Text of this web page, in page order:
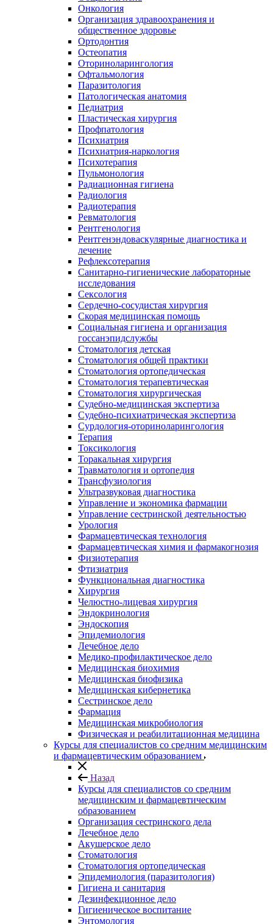
Онкология
Организация здравоохранения и
общественное здоровье
Ортодонтия
Остеопатия
Оториноларингология
Офтальмология
Паразитология
Патологическая анатомия
Педиатрия
Пластическая хирургия
Профпатология
Психиатрия
Психиатрия-наркология
Психотерапия
Пульмонология
Радиационная гигиена
Радиология
Радиотерапия
Ревматология
Рентгенология
Рентгенэндоваскулярные диагностика и
лечение
Рефлексотерапия
Санитарно-гигиенические лабораторные
исследования
Сексология
Сердечно-сосудистая хирургия
Скорая медицинская помощь
Социальная гигиена и организация
госсанэпидслужбы
Стоматология детская
Стоматология общей практики
Стоматология ортопедическая
Стоматология терапевтическая
Стоматология хирургическая
Судебно-медицинская экспертиза
Судебно-психиатрическая экспертиза
Сурдология-оториноларингология
Терапия
Токсикология
Торакальная хирургия
Травматология и ортопедия
Трансфузиология
Ультразвуковая диагностика
Управление и экономика фармации
Управление сестринской деятельностью
Урология
Фармацевтическая технология
Фармацевтическая химия и фармакогнозия
Физиотерапия
Фтизиатрия
Функциональная диагностика
Хирургия
Челюстно-лицевая хирургия
Эндокринология
Эндоскопия
Эпидемиология
Лечебное дело
Медико-профилактическое дело
Медицинская биохимия
Медицинская биофизика
Медицинская кибернетика
Сестринское дело
Фармация
Медицинская микробиология
Физическая и реабилитационная медицина
Курсы для специалистов со средним медицинским
и фармацевтическим образованием
Назад
Курсы для специалистов со средним
медицинским и фармацевтическим
образованием
Организация сестринского дела
Лечебное дело
Акушерское дело
Стоматология
Стоматология ортопедическая
Эпидемиология (паразитология)
Гигиена и санитария
Дезинфекционное дело
Гигиеническое воспитание
Энтомология